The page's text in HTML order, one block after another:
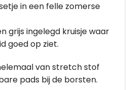
in een felle zomerse
grijs ingelegd kruisje waar
goed op ziet.
van stretch stof
pads bij de borsten.